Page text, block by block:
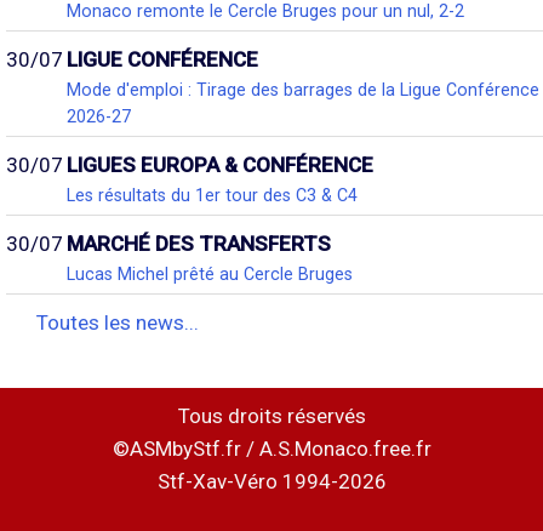
Monaco remonte le Cercle Bruges pour un nul, 2-2
30/07 LIGUE CONFÉRENCE
Mode d'emploi : Tirage des barrages de la Ligue Conférence
2026-27
30/07 LIGUES EUROPA & CONFÉRENCE
Les résultats du 1er tour des C3 & C4
30/07 MARCHÉ DES TRANSFERTS
Lucas Michel prêté au Cercle Bruges
Toutes les news...
Tous droits réservés
©ASMbyStf.fr / A.S.Monaco.free.fr
Stf-Xav-Véro 1994-2026